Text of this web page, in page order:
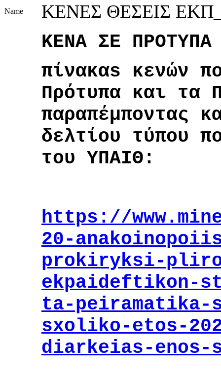
Name
ΚΕΝΕΣ ΘΕΣΕΙΣ
ΚΕΝΑ ΣΕ ΠΡΟΤΥΠΑ
πίνακαs κενών
Πρότυπα και τα
παραπέμποντας
δελτίου τύπου
του ΥΠΑΙΘ:
https://
20-
prokiryksi-
ekpaideftikon-
ta-
sxoliko-etos-
diarkeias-enos-